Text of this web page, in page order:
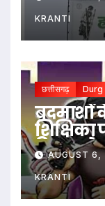
KRANTI
छत्तीसगढ़ Durg
बदमाशों
शिक्षिका
रिक्शा
AUGUST 6,
KRANTI